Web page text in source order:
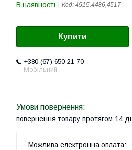
В наявності Код: 4515,4486,4517
Купити
+380 (67) 650-21-70
Мобільний
повернення товару протягом 14